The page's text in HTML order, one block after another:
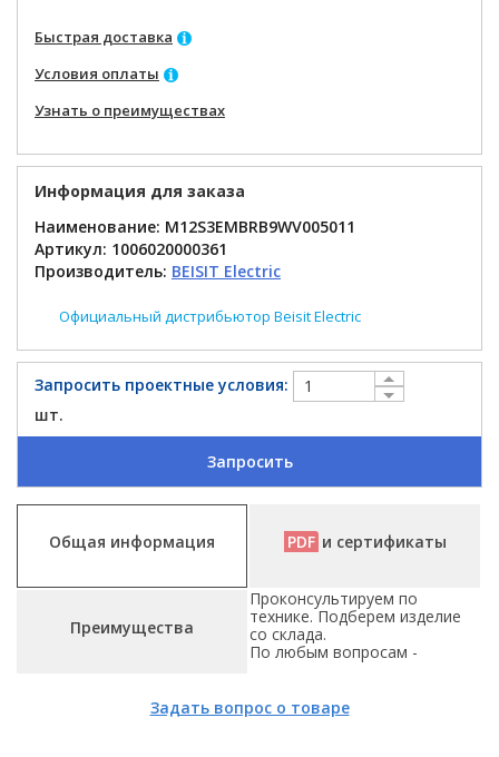
Быстрая доставка
Условия оплаты
Узнать о преимуществах
Информация для заказа
Наименование: M12S3EMBRB9WV005011
Артикул: 1006020000361
Производитель: BEISIT Electric
Официальный дистрибьютор Beisit Electric
Запросить проектные условия:
шт.
Запросить
Общая информация PDF и сертификаты
Преимущества
Задать вопрос о товаре
Проконсультируем по
технике. Подберем изделие
со склада.
По любым вопросам -